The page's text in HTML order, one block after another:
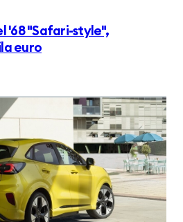
'68 "Safari-style",
euro